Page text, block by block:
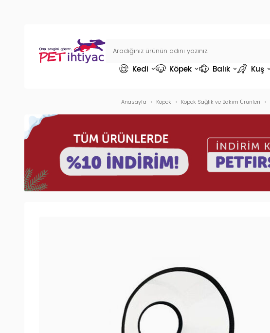
Kedi Köpek Balık Kuş
Anasayfa Köpek Köpek Sağlık ve Bakım Ürünleri